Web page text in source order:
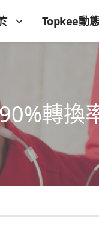
Topkee動
轉換